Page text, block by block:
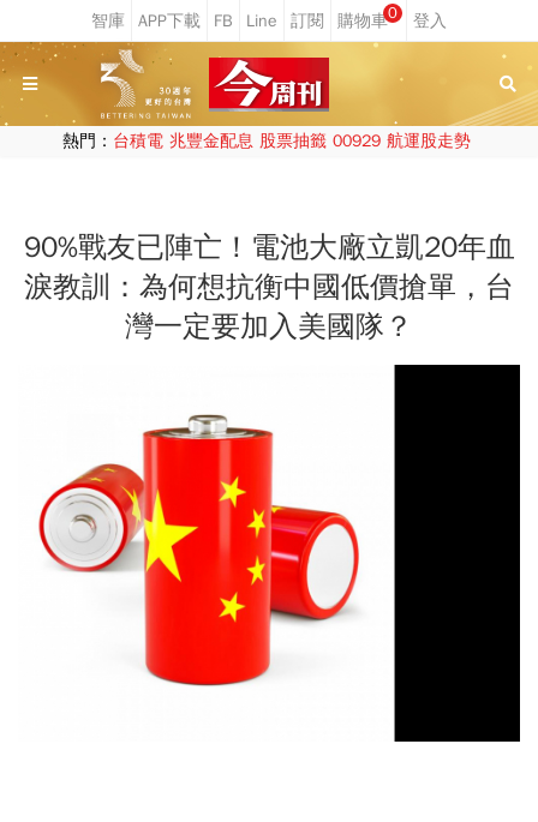
0
熱門： 台積電 兆豐金配息 股票抽籤 00929 航運股走勢
90%戰友已陣亡！電池大廠立凱20年血
淚教訓：為何想抗衡中國低價搶單，台
灣一定要加入美國隊？